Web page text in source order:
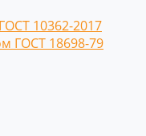
10362-2017
ГОСТ 18698-79